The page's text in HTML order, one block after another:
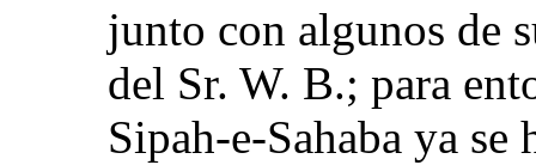
junto con algunos de
del Sr. W. B.; para
Sipah-e-Sahaba ya se